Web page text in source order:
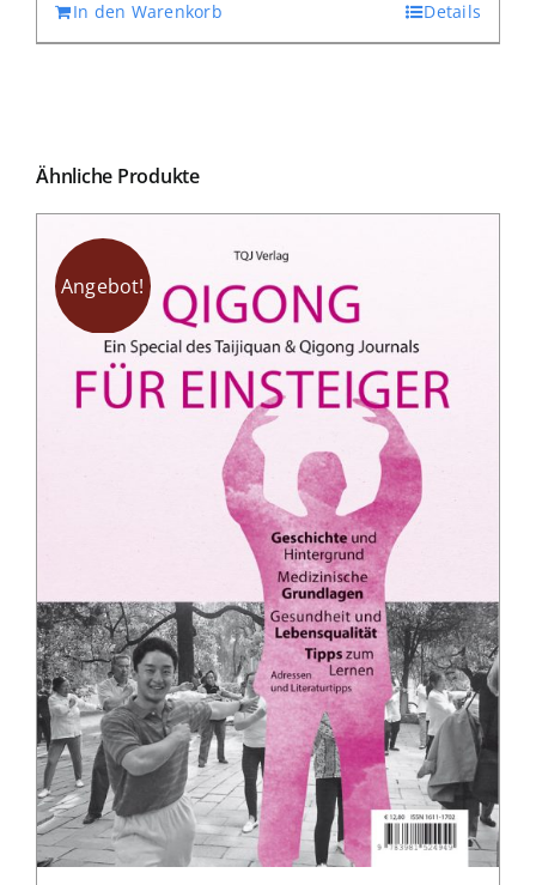
In den Warenkorb Details
Ähnliche Produkte
Angebot!